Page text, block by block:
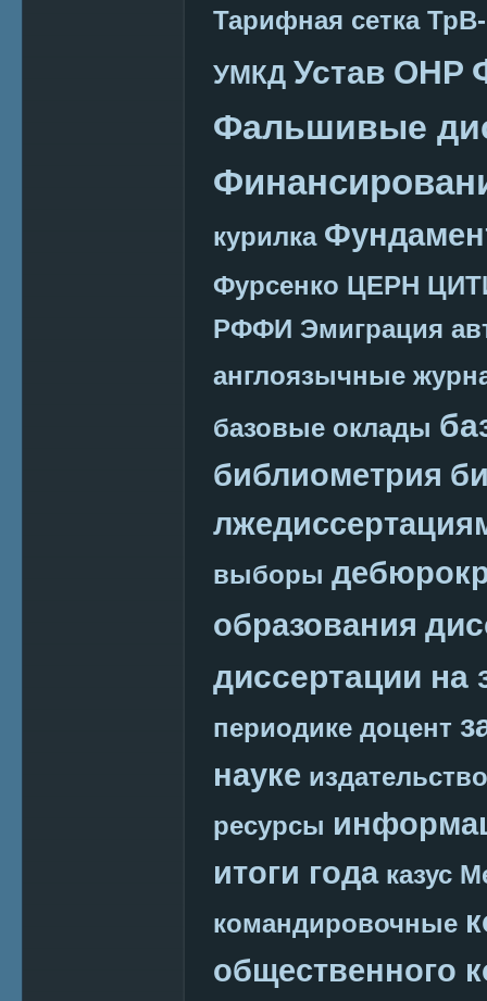
Тарифная сетка
УМКД Устав ОНР
Фальшивые
курилка
Фурсенко ЦЕРН
РФФИ Эмиграция
англоязычные
базовые оклады
библиометрия
выборы
образования
диссертации на
периодике доцент
науке издательство
ресурсы
итоги года казус
командировочные
общественного